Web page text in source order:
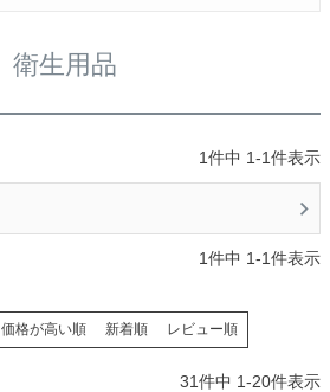
衛生用品
1件中 1-1件表示
1件中 1-1件表示
価格が高い順 新着順 レビュー順
31件中 1-20件表示